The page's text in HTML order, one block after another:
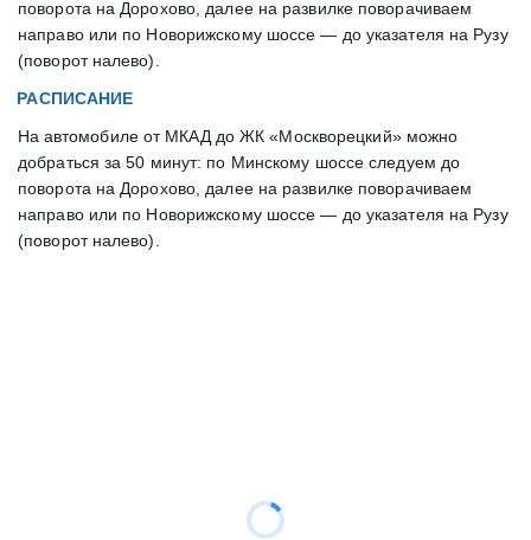
поворота на Дорохово, далее на развилке поворачиваем
направо или по Новорижскому шоссе — до указателя на Рузу
(поворот налево).
РАСПИСАНИЕ
На автомобиле от МКАД до ЖК «Москворецкий» можно
добраться за 50 минут: по Минскому шоссе следуем до
поворота на Дорохово, далее на развилке поворачиваем
направо или по Новорижскому шоссе — до указателя на Рузу
(поворот налево).